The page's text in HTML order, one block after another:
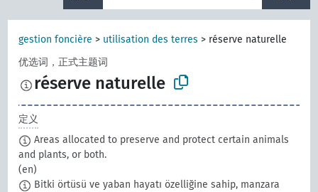
gestion foncière > utilisation des terres > réserve naturelle
优选词，正式主题词
réserve naturelle
定义
Areas allocated to preserve and protect certain animals
and plants, or both.
(en)
Bitki örtüsü ve yaban hayatı özelliğine sahip, manzara